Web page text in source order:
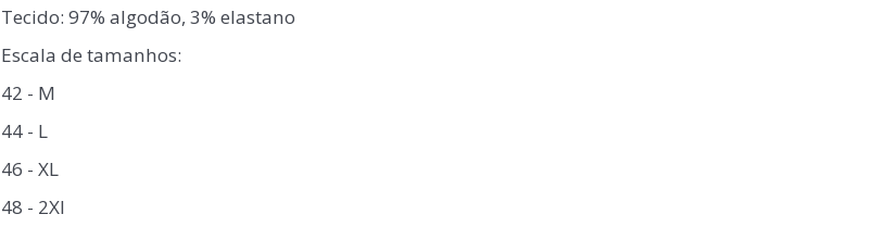
Tecido: 97% algodão, 3% elastano
Escala de tamanhos:
42 - M
44 - L
46 - XL
48 - 2Xl